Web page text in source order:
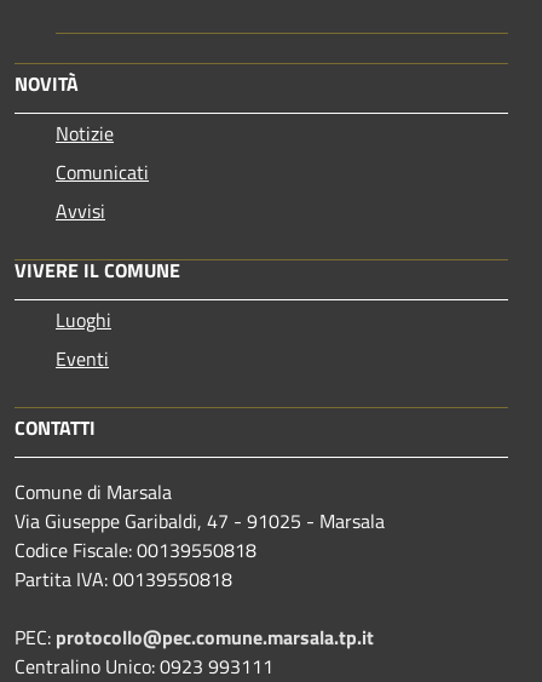
NOVITÀ
Notizie
Comunicati
Avvisi
VIVERE IL COMUNE
Luoghi
Eventi
CONTATTI
Comune di Marsala
Via Giuseppe Garibaldi, 47 - 91025 - Marsala
Codice Fiscale: 00139550818
Partita IVA: 00139550818
PEC: protocollo@pec.comune.marsala.tp.it
Centralino Unico: 0923 993111